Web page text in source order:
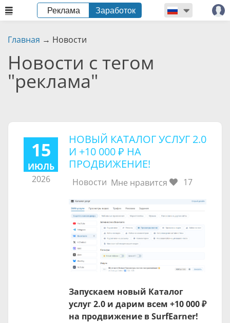
Реклама Заработок
Главная → Новости
Новости с тегом
"реклама"
15
ИЮЛЬ
2026
НОВЫЙ КАТАЛОГ УСЛУГ 2.0
И +10 000 ₽ НА
ПРОДВИЖЕНИЕ!
Новости Мне нравится 17
Запускаем новый Каталог
услуг 2.0 и дарим всем +10 000 ₽
на продвижение в SurfEarner!